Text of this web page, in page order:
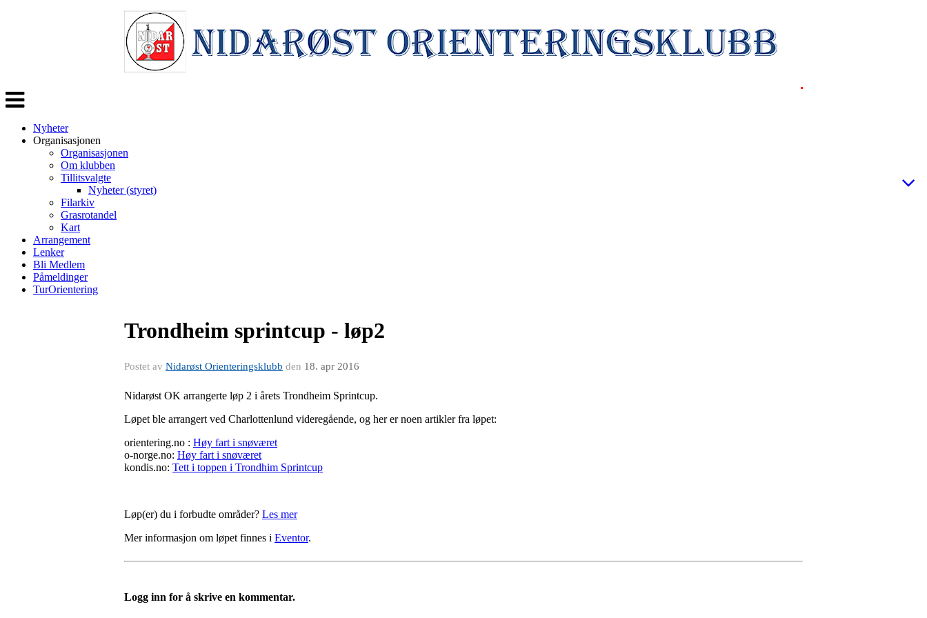
Veksle
navigasjon
Nyheter
Organisasjonen
Organisasjonen
Om klubben
Tillitsvalgte
Nyheter (styret)
Filarkiv
Grasrotandel
Kart
Arrangement
Lenker
Bli Medlem
Påmeldinger
TurOrientering
Trondheim sprintcup - løp2
Postet av Nidarøst Orienteringsklubb den 18. apr 2016
Nidarøst OK arrangerte løp 2 i årets Trondheim Sprintcup.
Løpet ble arrangert ved Charlottenlund videregående, og her er noen artikler fra løpet:
orientering.no : Høy fart i snøværet
o-norge.no: Høy fart i snøværet
kondis.no: Tett i toppen i Trondhim Sprintcup
Løp(er) du i forbudte områder? Les mer
Mer informasjon om løpet finnes i Eventor.
Logg inn for å skrive en kommentar.